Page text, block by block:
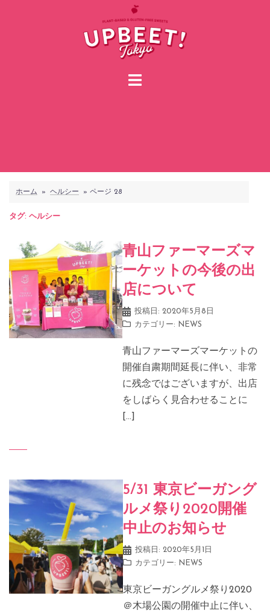
ホーム » ヘルシー » ページ 28
タグ: ヘルシー
青山ファーマーズマ
ーケットの今後の出
店について
投稿日: 2020年5月8日
カテゴリー:
NEWS
青山ファーマーズマーケットの
開催自粛期間延長に伴い、非常
に残念ではございますが、出店
をしばらく見合わせることに
[…]
5/31 東京ビーガング
ルメ祭り2020開催
中止のお知らせ
投稿日: 2020年5月1日
カテゴリー:
NEWS
東京ビーガングルメ祭り2020
＠木場公園の開催中止に伴い、